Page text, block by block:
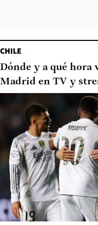
CHILE
Dónde y a qué hora
Madrid en TV y